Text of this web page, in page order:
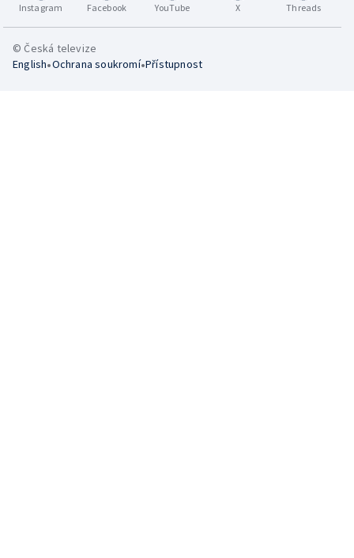
Instagram Facebook YouTube X Threads
© Česká televize
English•Ochrana soukromí•Přístupnost